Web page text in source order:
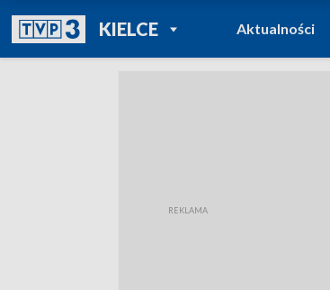
KIELCEPOWRÓT DO
TVP REGIONY
Aktualności